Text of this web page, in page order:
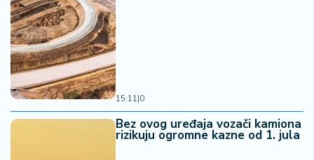
15:11|0
Bez ovog uređaja vozači kamiona
rizikuju ogromne kazne od 1. jula